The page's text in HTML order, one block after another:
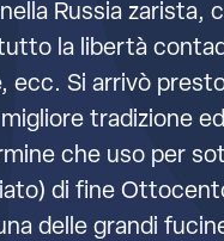
Russia zarista,
la libertà
Si arrivò
tradizione
che uso per
di fine
delle grandi